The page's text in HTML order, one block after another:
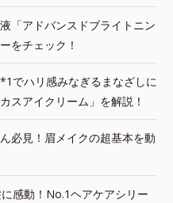
「アドバンスドブライトニン
をチェック！
でハリ感みなぎるまなざしに
スアイクリーム」を解説！
必見！眉メイクの超基本を動
感動！No.1ヘアケアシリー